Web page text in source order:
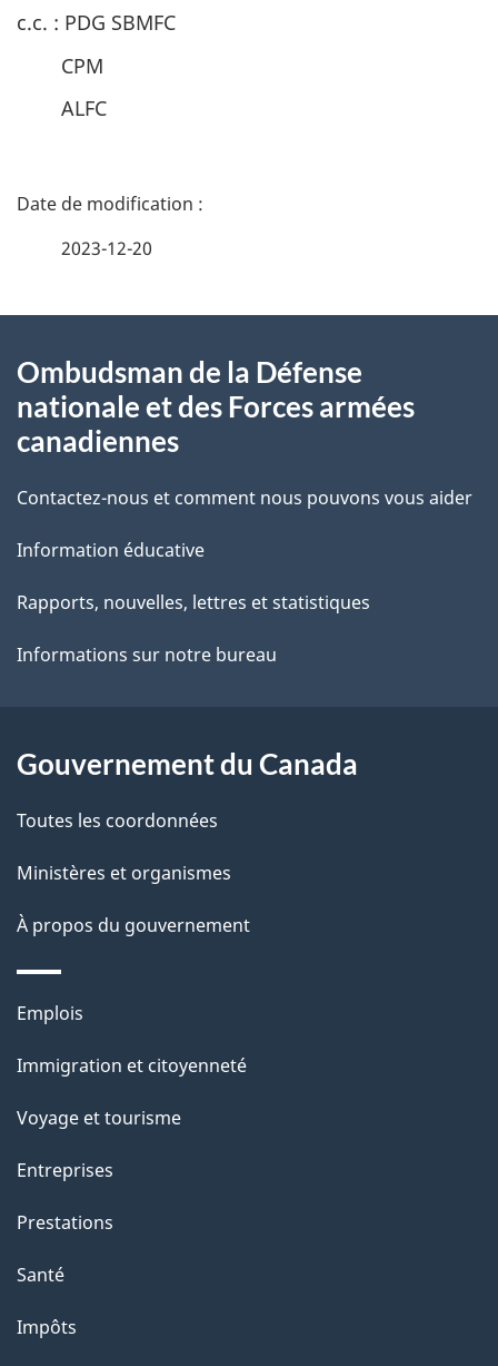
c.c. : PDG SBMFC
CPM
ALFC
D
i
l
s
d
a
a
g
e
2023-12-20
propos
de
ce
site
Ombudsman de la Défense
nationale et des Forces armées
canadiennes
Contactez-nous et comment nous pouvons vous aider
Information éducative
Rapports, nouvelles, lettres et statistiques
Informations sur notre bureau
Gouvernement du Canada
Toutes les coordonnées
Ministères et organismes
À propos du gouvernement
Thèmes
sujets
Emplois
Immigration et citoyenneté
Voyage et tourisme
Entreprises
Prestations
Santé
Impôts